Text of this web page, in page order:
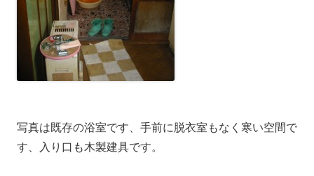
写真は既存の浴室です、手前に脱衣室もなく寒い空間で
す、入り口も木製建具です。